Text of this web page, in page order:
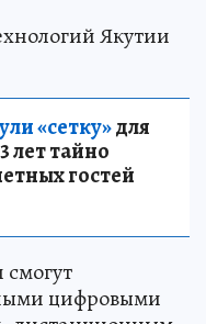
Якутии
«сетку»для
лет тайно
гостей
цифровыми